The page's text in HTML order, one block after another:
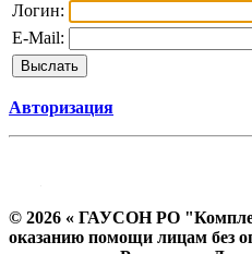
Логин:
E-Mail:
Авторизация
© 2026 « ГАУСОН РО
оказанию помощи лицам без